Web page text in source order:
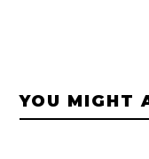
YOU MIGHT